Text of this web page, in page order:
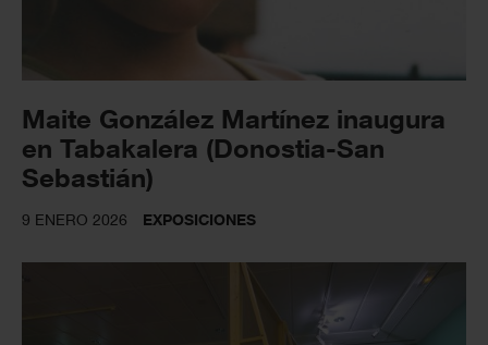
Maite González Martínez inaugura
en Tabakalera (Donostia-San
Sebastián)
9 ENERO 2026 EXPOSICIONES